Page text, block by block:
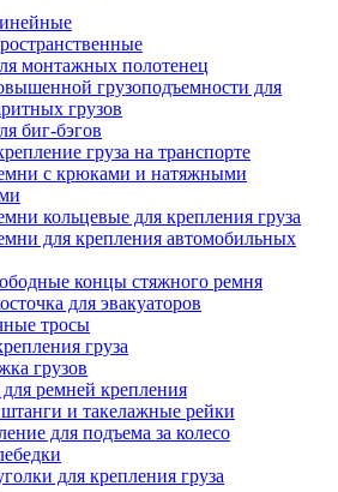
монтажных полотенец
грузоподъемности для
грузов
биг-бэгов
груза на транспорте
с крюками и натяжными
кольцевые для крепления груза
для крепления автомобильных
концы стяжного ремня
для эвакуаторов
тросы
груза
грузов
ремней крепления
и такелажные рейки
для подъема за колесо
для крепления груза